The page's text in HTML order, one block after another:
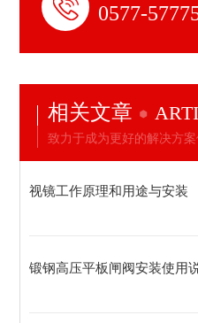
0577-
相关文章
致力于成为更好的解决方案
视镜工作原理和用途与安装
锻钢高压平板闸阀安装使用